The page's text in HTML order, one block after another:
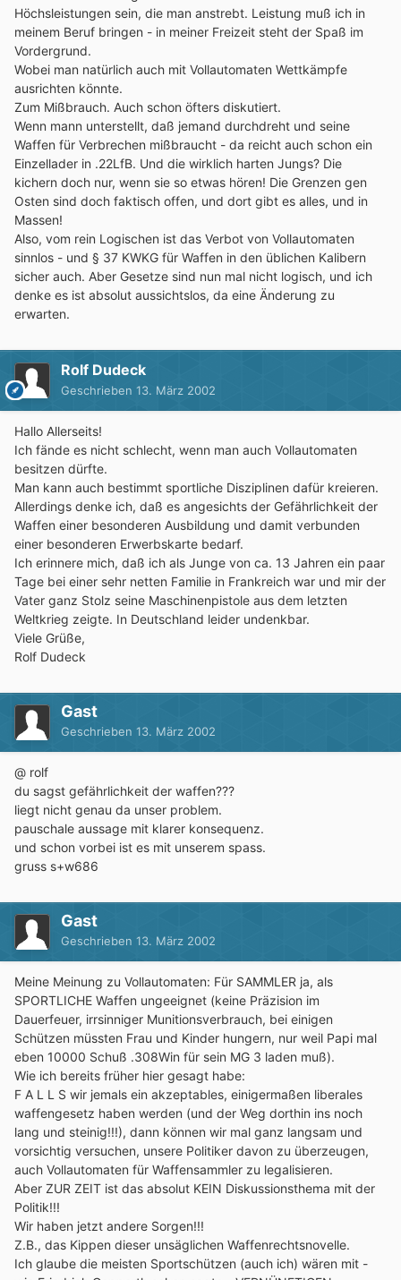
Höchsleistungen sein, die man anstrebt. Leistung muß ich in
meinem Beruf bringen - in meiner Freizeit steht der Spaß im
Vordergrund.
Wobei man natürlich auch mit Vollautomaten Wettkämpfe
ausrichten könnte.
Zum Mißbrauch. Auch schon öfters diskutiert.
Wenn mann unterstellt, daß jemand durchdreht und seine
Waffen für Verbrechen mißbraucht - da reicht auch schon ein
Einzellader in .22LfB. Und die wirklich harten Jungs? Die
kichern doch nur, wenn sie so etwas hören! Die Grenzen gen
Osten sind doch faktisch offen, und dort gibt es alles, und in
Massen!
Also, vom rein Logischen ist das Verbot von Vollautomaten
sinnlos - und § 37 KWKG für Waffen in den üblichen Kalibern
sicher auch. Aber Gesetze sind nun mal nicht logisch, und ich
denke es ist absolut aussichtslos, da eine Änderung zu
erwarten.
Rolf Dudeck
Geschrieben 13. März 2002
Hallo Allerseits!
Ich fände es nicht schlecht, wenn man auch Vollautomaten
besitzen dürfte.
Man kann auch bestimmt sportliche Disziplinen dafür kreieren.
Allerdings denke ich, daß es angesichts der Gefährlichkeit der
Waffen einer besonderen Ausbildung und damit verbunden
einer besonderen Erwerbskarte bedarf.
Ich erinnere mich, daß ich als Junge von ca. 13 Jahren ein paar
Tage bei einer sehr netten Familie in Frankreich war und mir der
Vater ganz Stolz seine Maschinenpistole aus dem letzten
Weltkrieg zeigte. In Deutschland leider undenkbar.
Viele Grüße,
Rolf Dudeck
Gast
Geschrieben 13. März 2002
@ rolf
du sagst gefährlichkeit der waffen???
liegt nicht genau da unser problem.
pauschale aussage mit klarer konsequenz.
und schon vorbei ist es mit unserem spass.
gruss s+w686
Gast
Geschrieben 13. März 2002
Meine Meinung zu Vollautomaten: Für SAMMLER ja, als
SPORTLICHE Waffen ungeeignet (keine Präzision im
Dauerfeuer, irrsinniger Munitionsverbrauch, bei einigen
Schützen müssten Frau und Kinder hungern, nur weil Papi mal
eben 10000 Schuß .308Win für sein MG 3 laden muß).
Wie ich bereits früher hier gesagt habe:
F A L L S wir jemals ein akzeptables, einigermaßen liberales
waffengesetz haben werden (und der Weg dorthin ins noch
lang und steinig!!!), dann können wir mal ganz langsam und
vorsichtig versuchen, unsere Politiker davon zu überzeugen,
auch Vollautomaten für Waffensammler zu legalisieren.
Aber ZUR ZEIT ist das absolut KEIN Diskussionsthema mit der
Politik!!!
Wir haben jetzt andere Sorgen!!!
Z.B., das Kippen dieser unsäglichen Waffenrechtsnovelle.
Ich glaube die meisten Sportschützen (auch ich) wären mit -